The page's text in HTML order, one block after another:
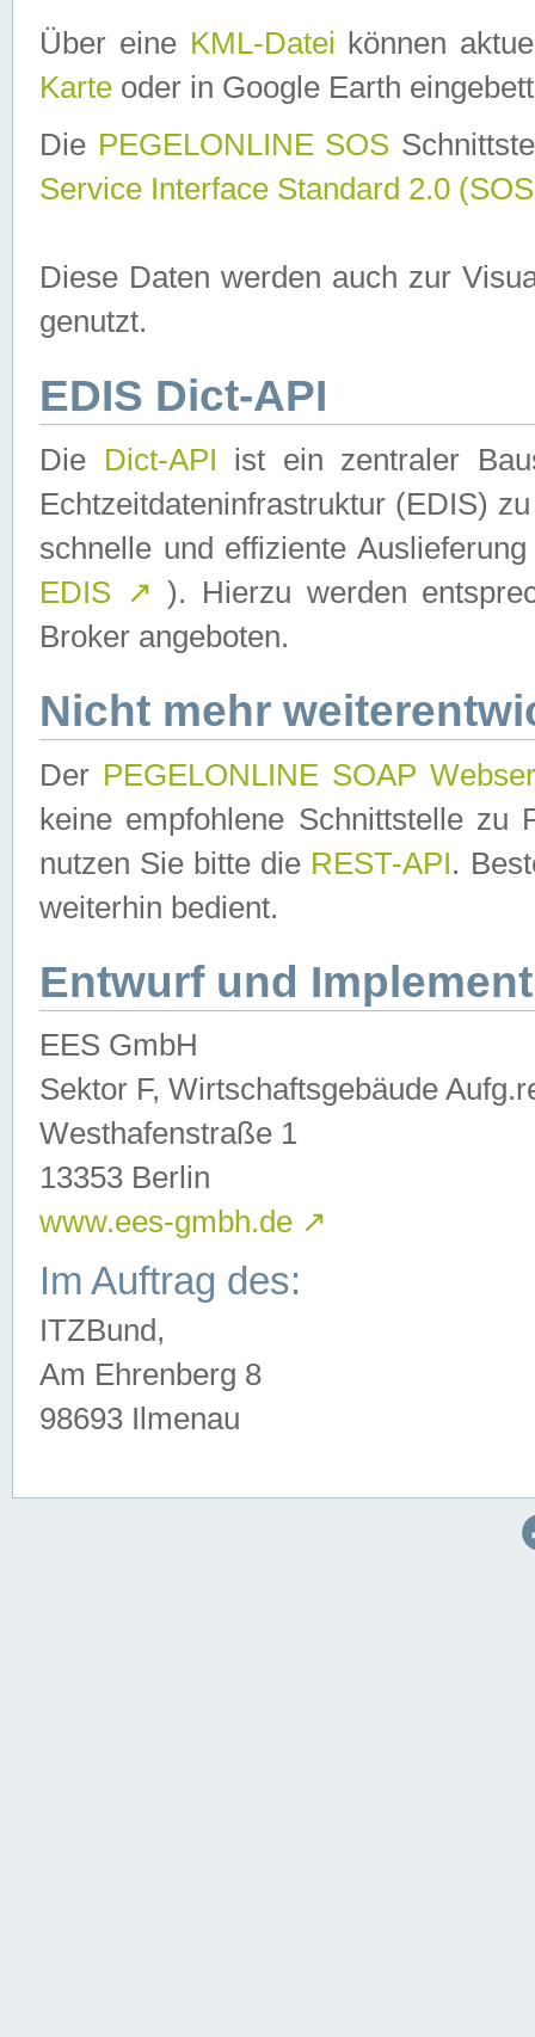
Über eine KML-Datei können
Karte oder in Google Earth
Die PEGELONLINE SOS
Service Interface Standard 2.0
Diese Daten werden auch zur
genutzt.
EDIS Dict-API
Die Dict-API ist ein zentraler
Echtzeitdateninfrastruktur (EDIS)
schnelle und effiziente
EDIS ↗ ). Hierzu werden
Broker angeboten.
Nicht mehr
Der PEGELONLINE SOAP
keine empfohlene Schnittstelle zu
nutzen Sie bitte die REST-API.
weiterhin bedient.
Entwurf und
EES GmbH
Sektor F, Wirtschaftsgebäude
Westhafenstraße 1
13353 Berlin
www.ees-gmbh.de ↗
Im Auftrag des:
ITZBund,
Am Ehrenberg 8
98693 Ilmenau